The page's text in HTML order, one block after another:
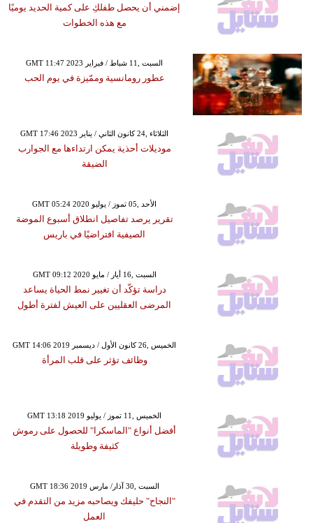
إضمني أن يحصل طفلكِ على كمية الحديد يوميًا
مع هذه الخطوات
GMT 11:47 2023 السبت ,11 شباط / فبراير
عطور رومانسية وممّيزة في يوم الحب
GMT 17:46 2023 الثلاثاء ,24 كانون الثاني / يناير
موديلات أحذية يمكن ارتداءها مع الجوارب
الضيقة
GMT 05:24 2020 الأحد ,05 تموز / يوليو
تقرير يرصد تفاصيل انطلاق أسبوع الموضة
الصيفية افتراضيًا في باريس
GMT 09:12 2020 السبت ,16 أيار / مايو
دراسة تؤكّد أن تغيير نمط الحياة يساعد
المرضى العقليين على العيش لفترة أطول
GMT 14:06 2019 الخميس ,26 كانون الأول / ديسمبر
وظائف تؤثر على قلب المرأة
GMT 13:18 2019 الخميس ,11 تموز / يوليو
أفضل أنواع "الماسكرا" للحصول على رموش
كثيفة وطويلة
GMT 18:36 2019 السبت ,30 آذار/ مارس
"النجاح" حليفك ويصاحبه مزيد من التقدم في
العمل